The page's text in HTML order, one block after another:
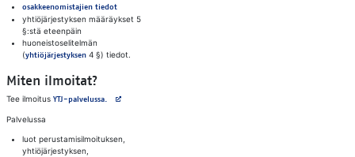
osakkeenomistajien tiedot
yhtiöjärjestyksen määräykset 5
§:stä eteenpäin
huoneistoselitelmän
(yhtiöjärjestyksen4 §) tiedot.
​Miten ilmoitat?
Tee ilmoitus YTJ-palvelussa. Avautuu uuteen välilehteen
Palvelussa
luot perustamisilmoituksen,
yhtiöjärjestyksen,